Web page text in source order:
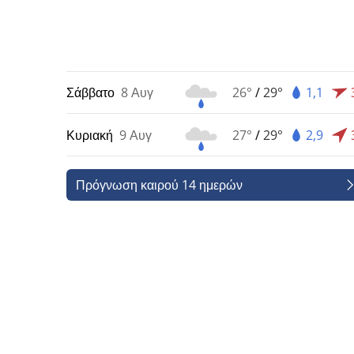
Σάββατο 8 Αυγ 26° /29° 1,1
Κυριακή 9 Αυγ 27° /29° 2,9
Πρόγνωση καιρού 14 ημερών